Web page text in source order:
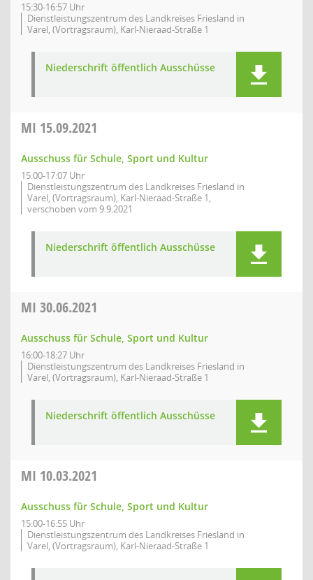
15:30-16:57 Uhr
Dienstleistungszentrum des Landkreises Friesland in
Varel, (Vortragsraum), Karl-Nieraad-Straße 1
Niederschrift öffentlich Ausschüsse
MI 15.09.2021
Ausschuss für Schule, Sport und Kultur
15:00-17:07 Uhr
Dienstleistungszentrum des Landkreises Friesland in
Varel, (Vortragsraum), Karl-Nieraad-Straße 1,
verschoben vom 9.9.2021
Niederschrift öffentlich Ausschüsse
MI 30.06.2021
Ausschuss für Schule, Sport und Kultur
16:00-18:27 Uhr
Dienstleistungszentrum des Landkreises Friesland in
Varel, (Vortragsraum), Karl-Nieraad-Straße 1
Niederschrift öffentlich Ausschüsse
MI 10.03.2021
Ausschuss für Schule, Sport und Kultur
15:00-16:55 Uhr
Dienstleistungszentrum des Landkreises Friesland in
Varel, (Vortragsraum), Karl-Nieraad-Straße 1